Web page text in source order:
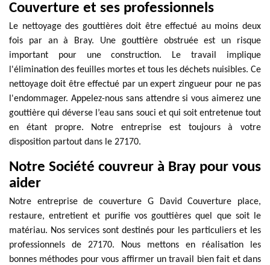
Couverture et ses professionnels
Le nettoyage des gouttières doit être effectué au moins deux
fois par an à Bray. Une gouttière obstruée est un risque
important pour une construction. Le travail implique
l'élimination des feuilles mortes et tous les déchets nuisibles. Ce
nettoyage doit être effectué par un expert zingueur pour ne pas
l'endommager. Appelez-nous sans attendre si vous aimerez une
gouttière qui déverse l’eau sans souci et qui soit entretenue tout
en étant propre. Notre entreprise est toujours à votre
disposition partout dans le 27170.
Notre Société couvreur à Bray pour vous
aider
Notre entreprise de couverture G David Couverture place,
restaure, entretient et purifie vos gouttières quel que soit le
matériau. Nos services sont destinés pour les particuliers et les
professionnels de 27170. Nous mettons en réalisation les
bonnes méthodes pour vous affirmer un travail bien fait et dans